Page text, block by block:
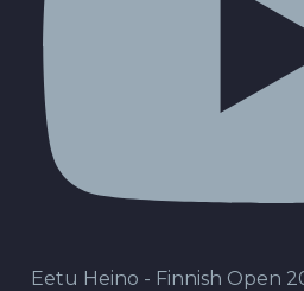
Eetu Heino - Finnish Open